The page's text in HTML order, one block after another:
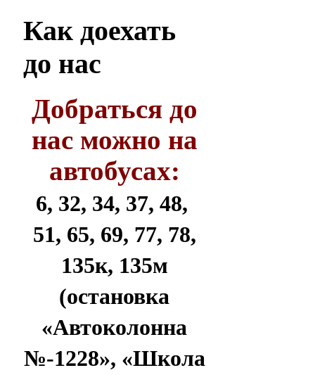
Как доехать
до нас
Добраться до
нас можно на
автобусах:
6, 32, 34, 37, 48,
51, 65, 69, 77, 78,
135к, 135м
(остановка
«Автоколонна
№-1228», «Школа